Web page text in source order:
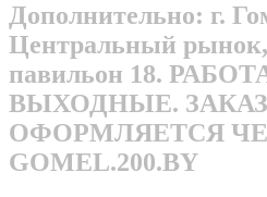
Дополнительно: г.
Центральный рынок,
павильон 18.
ВЫХОДНЫЕ. ЗАКАЗ
ОФОРМЛЯЕТСЯ
GOMEL.200.BY